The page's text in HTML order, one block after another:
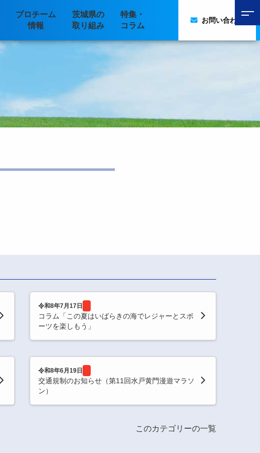
プロチーム
情報
茨城県の
取り組み
特集・
コラム
お問い合わせ
令和8年7月17日
コラム「この夏はいばらきの海でレジャーとスポ
ーツを楽しもう」
令和8年6月19日
交通規制のお知らせ（第11回水戸黄門漫遊マラソ
ン）
このカテゴリーの一覧